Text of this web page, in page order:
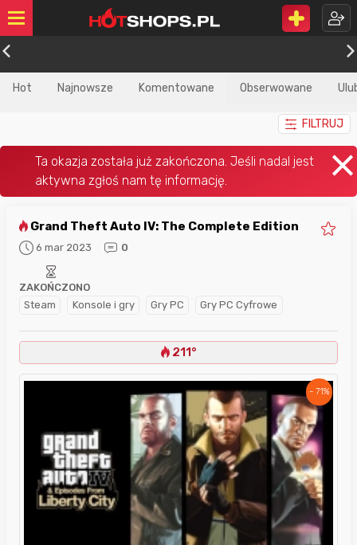
Hot Najnowsze Komentowane Obserwowane
FILTRUJ
Grand Theft Auto IV: The Complete Edition
6 mar 2023 0
Steam Konsole i gry Gry PC Gry PC Cyfrowe
ZAKOŃCZONO
211°
- 71%